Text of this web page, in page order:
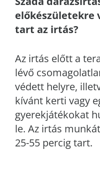
előkészületekre
tart az irtás?
Az irtás előtt a
lévő
védett helyre,
kívánt kerti vagy
gyerekjátékokat
le. Az irtás
25-55 percig tart.